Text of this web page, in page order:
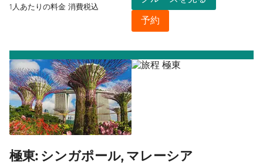
1人あたりの料金 消費税込
予約
極東: シンガポール, マレーシア